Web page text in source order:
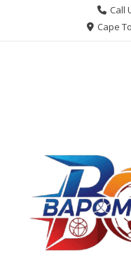
Call
Cape